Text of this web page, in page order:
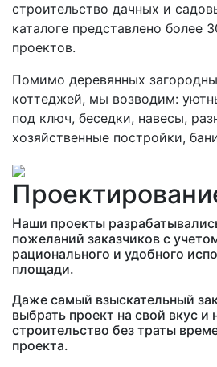
строительство дачных и
каталоге представлено более
проектов.
Помимо деревянных
коттеджей, мы возводим:
под ключ, беседки, навесы,
хозяйственные постройки,
Наши проекты
пожеланий заказчиков с
рационального и удобного
площади.
Даже самый взыскательный
выбрать проект на свой вкус и
строительство без траты
проекта.